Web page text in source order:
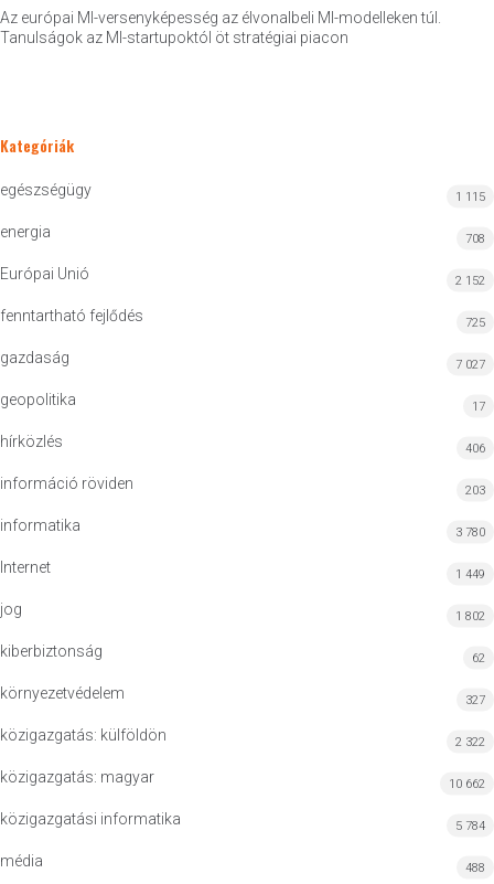
Az európai MI-versenyképesség az élvonalbeli MI-modelleken túl.
Tanulságok az MI-startupoktól öt stratégiai piacon
Kategóriák
egészségügy 1 115
energia 708
Európai Unió 2 152
fenntartható fejlődés 725
gazdaság 7 027
geopolitika 17
hírközlés 406
információ röviden 203
informatika 3 780
Internet 1 449
jog 1 802
kiberbiztonság 62
környezetvédelem 327
közigazgatás: külföldön 2 322
közigazgatás: magyar 10 662
közigazgatási informatika 5 784
média 488